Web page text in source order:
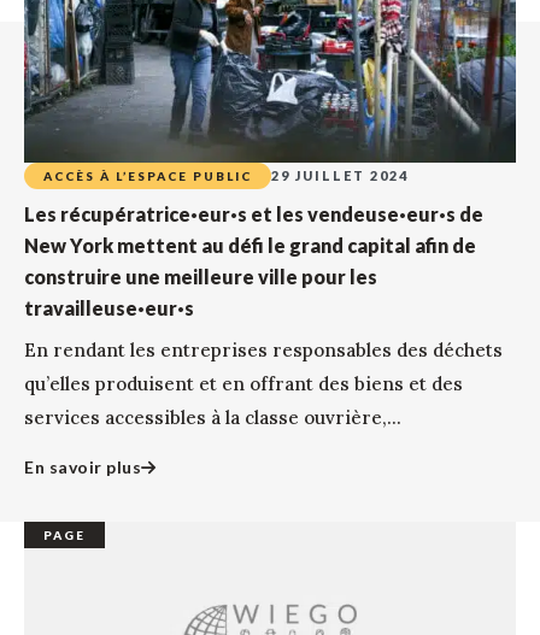
ACCÈS À L’ESPACE PUBLIC 29 JUILLET 2024
Les récupératrice·eur·s et les vendeuse·eur·s de
New York mettent au défi le grand capital afin de
construire une meilleure ville pour les
travailleuse·eur·s
En rendant les entreprises responsables des déchets
qu’elles produisent et en offrant des biens et des
services accessibles à la classe ouvrière,...
En savoir plus
PAGE